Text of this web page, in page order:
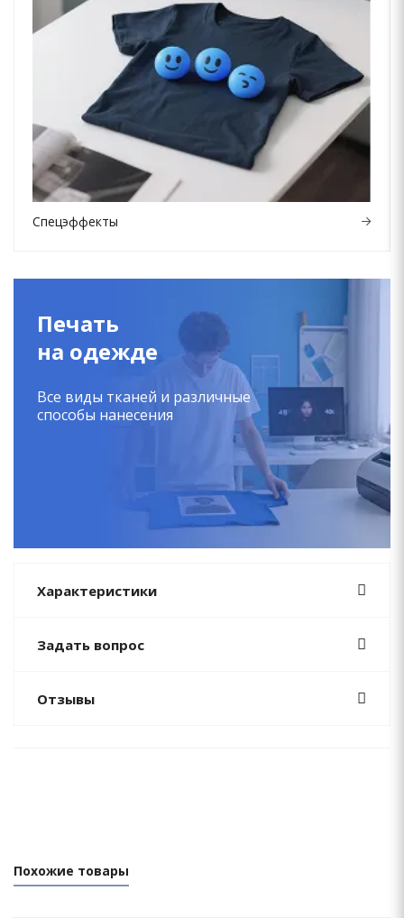
Спецэффекты
Печать
на одежде
Все виды тканей и различные
способы нанесения
Характеристики
Задать вопрос
Отзывы
Похожие товары